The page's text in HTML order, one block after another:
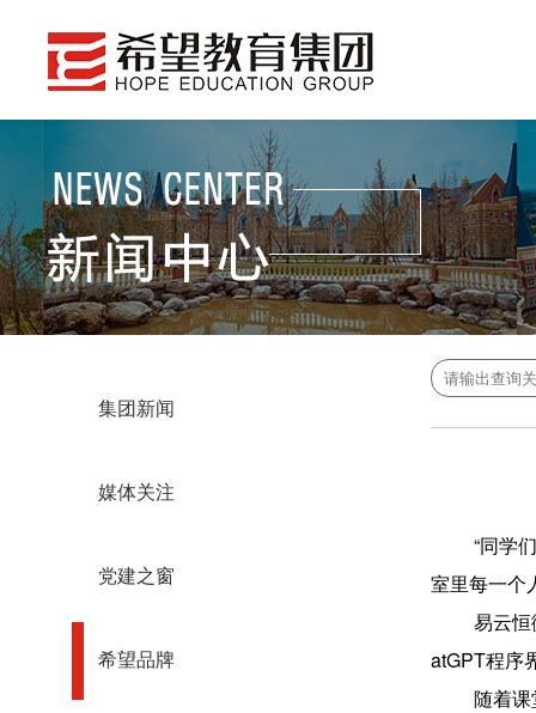
集团新闻
媒体关注
党建之窗
希望品牌
“同学
室里每一个
易云
atGPT程序
随着